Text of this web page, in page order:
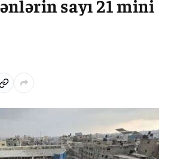
sayı 21 mini